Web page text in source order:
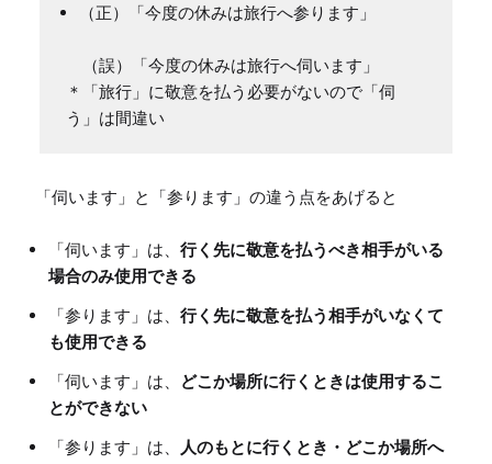
（正）「今度の休みは旅行へ参ります」
（誤）「今度の休みは旅行へ伺います」
＊「旅行」に敬意を払う必要がないので「伺
「伺います」は、 行く先に敬意を払うべき相手がいる
場合のみ使用できる
「参ります」は、 行く先に敬意を払う相手がいなくて
も使用できる
「伺います」は、
どこか場所に行くときは使用するこ
とができない
「参ります」は、
人のもとに行くとき・どこか場所へ